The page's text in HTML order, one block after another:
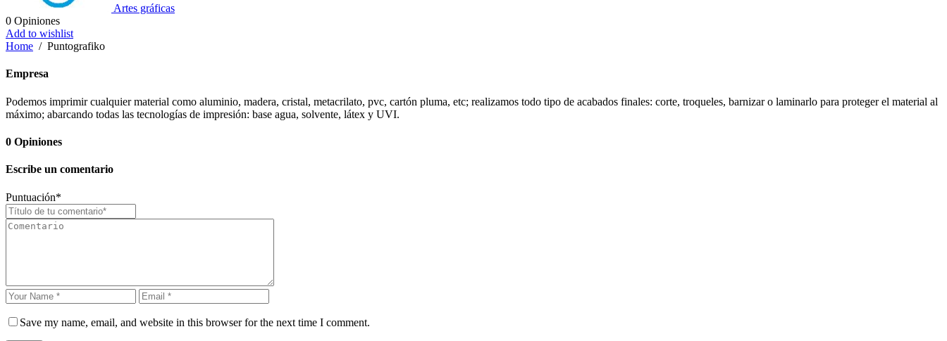
Artes gráficas
0 Opiniones
Add to wishlist
Home / Puntografiko
Empresa
Podemos imprimir cualquier material como aluminio, madera, cristal, metacrilato, pvc, cartón pluma, etc; realizamos todo tipo de acabados finales: corte, troqueles, barnizar o laminarlo para proteger el material al
máximo; abarcando todas las tecnologías de impresión: base agua, solvente, látex y UVI.
0 Opiniones
Escribe un comentario
Puntuación*
Save my name, email, and website in this browser for the next time I comment.